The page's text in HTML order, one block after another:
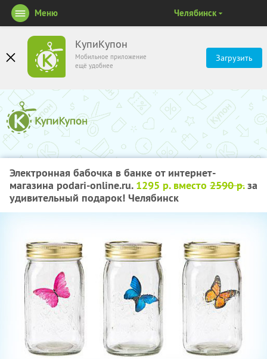
КупиКупон
Мобильное приложение
ещё удобнее
Загрузить
Меню Челябинск
Электронная бабочка в банке от интернет-
магазина podari-online.ru. 1295 р. вместо 2590 р.за
удивительный подарок! Челябинск